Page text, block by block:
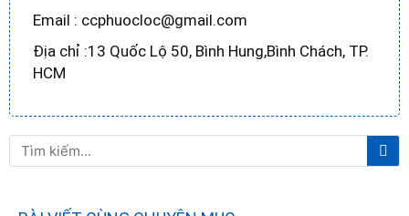
Email : ccphuocloc@gmail.com
Địa chỉ :13 Quốc Lộ 50, Bình Hung,Bình Chách, TP.
HCM
Tìm
kiếm